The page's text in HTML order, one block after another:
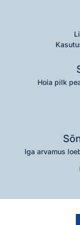
Hoia pilk
Iga arvamus